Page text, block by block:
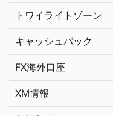
トワイライトゾーン
キャッシュバック
FX海外口座
XM情報